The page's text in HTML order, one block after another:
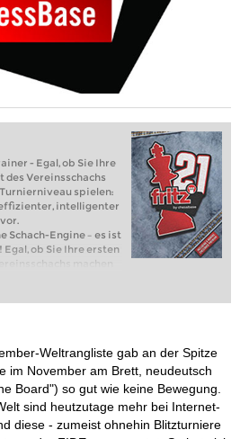
- Egal, ob Sie Ihre
des Vereinsschachs
spielen:
intelligenter
Schach-Engine – es ist
ob Sie Ihre ersten
machen
spielen: Mit
intelligenter und
Weltrangliste gab an der Spitze
im November am Brett, neudeutsch
Board") so gut wie keine Bewegung.
sind heutzutage mehr bei Internet-
diese - zumeist ohnehin Blitzturniere